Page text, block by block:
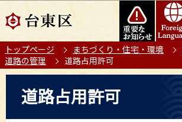
の
ー
ジ
このページの本文へ移動
トップページ まちづくり・住宅・環境
道路の管理
道路占用許可
道路占用許可